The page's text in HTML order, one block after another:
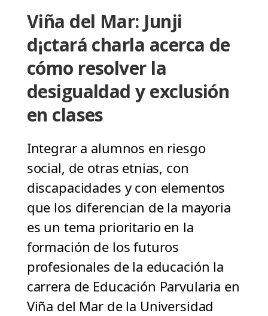
Viña del Mar: Junji
d¡ctará charla acerca de
cómo resolver la
desigualdad y exclusión
en clases
Integrar a alumnos en riesgo
social, de otras etnias, con
discapacidades y con elementos
que los diferencian de la mayoria
es un tema prioritario en la
formación de los futuros
profesionales de la educación la
carrera de Educación Parvularia en
Viña del Mar de la Universidad